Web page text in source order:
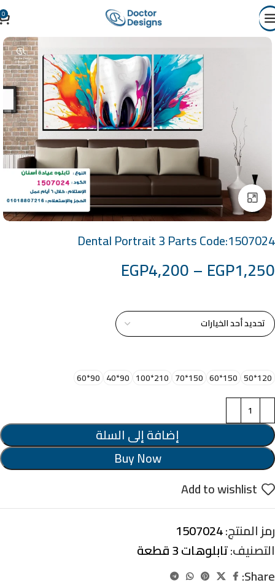
0
Click to enlarge
Dental Portrait 3 Parts Code:1507024
EGP1,250
–
EGP4,200
120*50
150*60
150*70
210*100
90*40
90*60
إضافة إلى السلة
Buy Now
Add to wishlist
رمز المنتج:1507024
التصنيف:تابلوهات 3 قطعة
Share: